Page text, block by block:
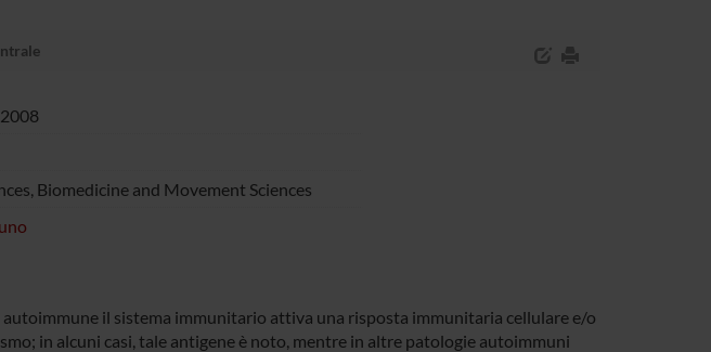
Biomedicine and Movement Sciences
il sistema immunitario attiva una risposta immunitaria cellulare e/o
in alcuni casi, tale antigene è noto, mentre in altre patologie autoimmuni